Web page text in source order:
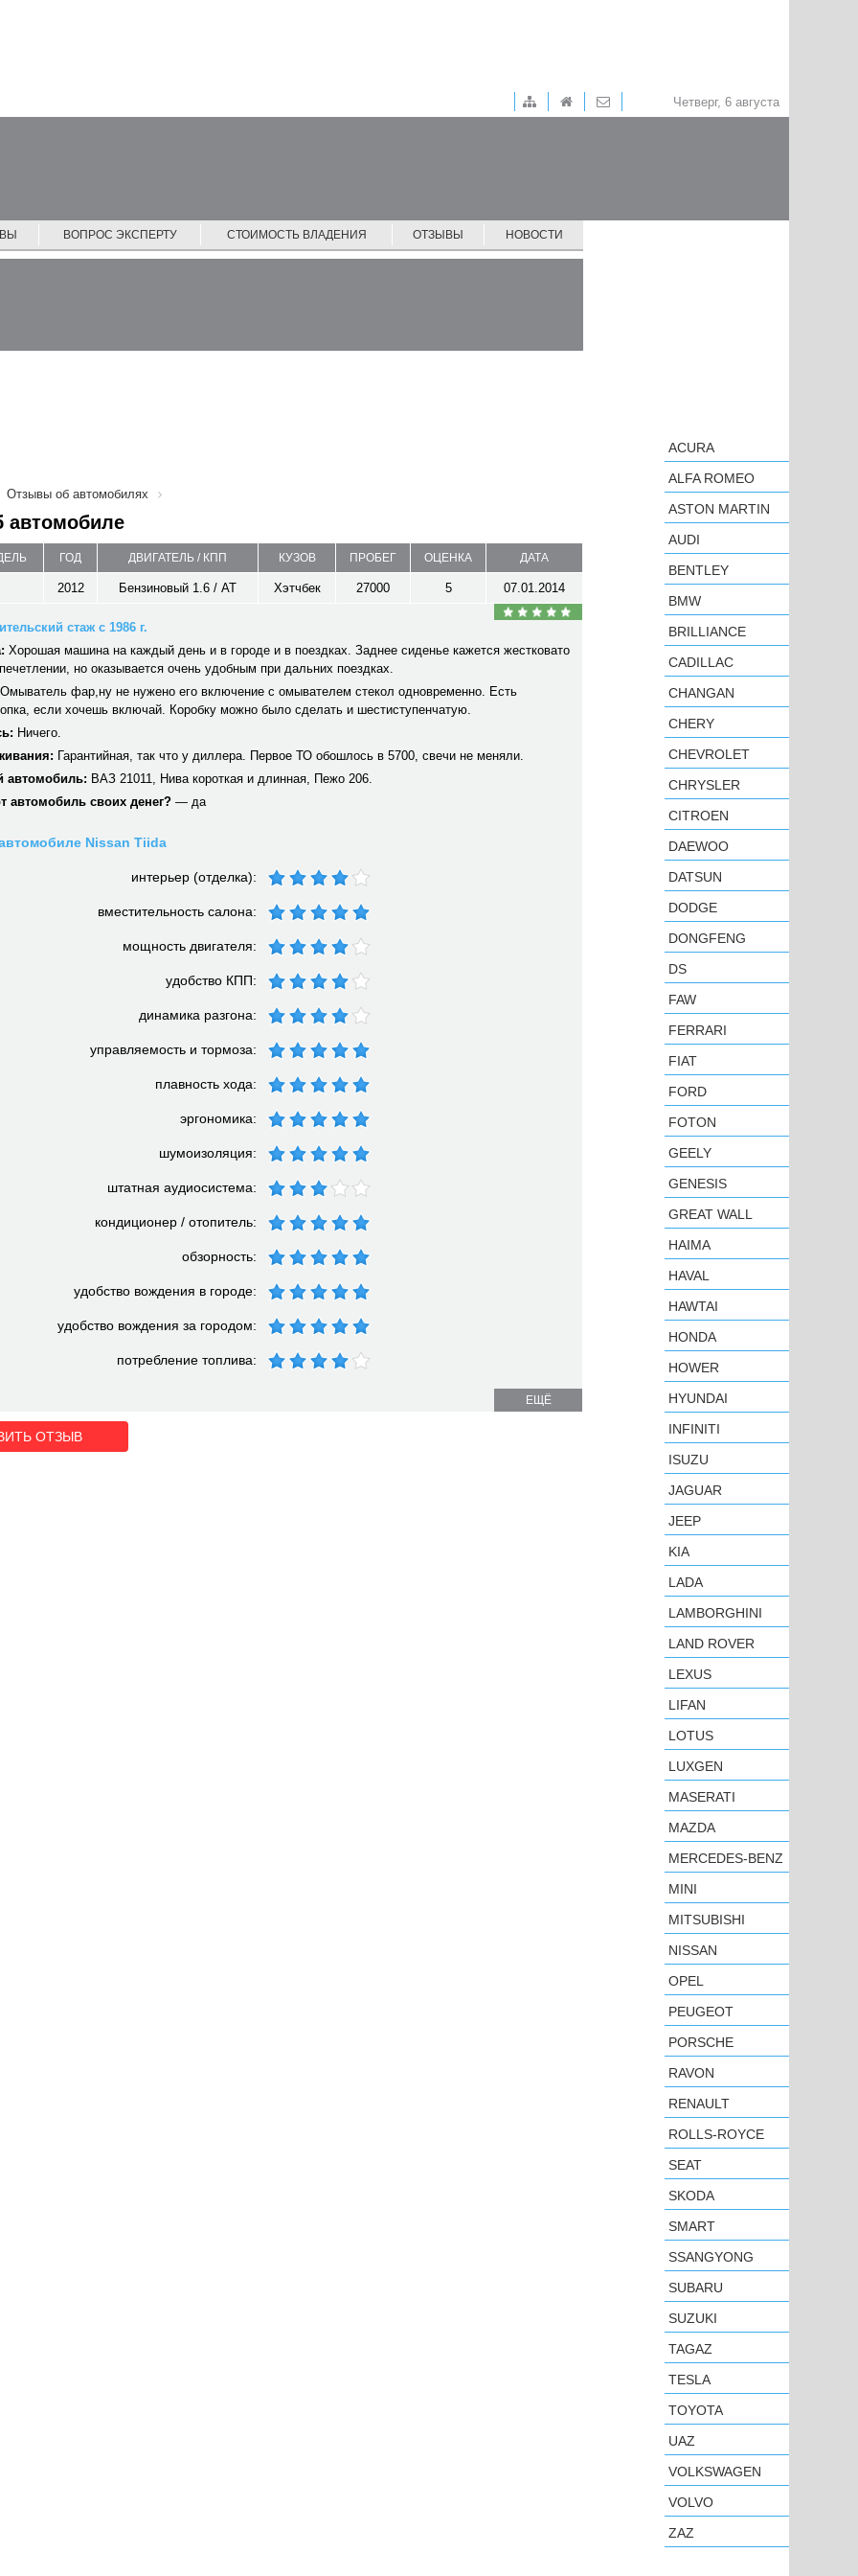
Четверг, 6 августа
ВОПРОС ЭКСПЕРТУ СТОИМОСТЬ ВЛАДЕНИЯ ОТЗЫВЫ НОВОСТИ
Отзывы об автомобилях
автомобиле
ГОД ДВИГАТЕЛЬ / КПП КУЗОВ ПРОБЕГ ОЦЕНКА ДАТА
2012 Бензиновый 1.6 / AT Хэтчбек 27000 5 07.01.2014
стаж с 1986 г.
Хорошая машина на каждый день и в городе и в поездках. Заднее сиденье кажется жестковато
но оказывается очень удобным при дальних поездках.
фар,ну не нужено его включение с омывателем стекол одновременно. Есть
если хочешь включай. Коробку можно было сделать и шестиступенчатую.
Ничего.
Гарантийная, так что у диллера. Первое ТО обошлось в 5700, свечи не меняли.
автомобиль: ВАЗ 21011, Нива короткая и длинная, Пежо 206.
автомобиль своих денег? — да
Nissan Tiida
интерьер (отделка):
вместительность салона:
мощность двигателя:
удобство КПП:
динамика разгона:
управляемость и тормоза:
плавность хода:
эргономика:
шумоизоляция:
штатная аудиосистема:
кондиционер / отопитель:
обзорность:
удобство вождения в городе:
удобство вождения за городом:
потребление топлива:
ЕЩЁ
ОТЗЫВ
ACURA
ALFA ROMEO
ASTON MARTIN
AUDI
BENTLEY
BMW
BRILLIANCE
CADILLAC
CHANGAN
CHERY
CHEVROLET
CHRYSLER
CITROEN
DAEWOO
DATSUN
DODGE
DONGFENG
DS
FAW
FERRARI
FIAT
FORD
FOTON
GEELY
GENESIS
GREAT WALL
HAIMA
HAVAL
HAWTAI
HONDA
HOWER
HYUNDAI
INFINITI
ISUZU
JAGUAR
JEEP
KIA
LADA
LAMBORGHINI
LAND ROVER
LEXUS
LIFAN
LOTUS
LUXGEN
MASERATI
MAZDA
MERCEDES-BENZ
MINI
MITSUBISHI
NISSAN
OPEL
PEUGEOT
PORSCHE
RAVON
RENAULT
ROLLS-ROYCE
SEAT
SKODA
SMART
SSANGYONG
SUBARU
SUZUKI
TAGAZ
TESLA
TOYOTA
UAZ
VOLKSWAGEN
VOLVO
ZAZ